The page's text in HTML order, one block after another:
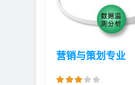
营销与策划专业